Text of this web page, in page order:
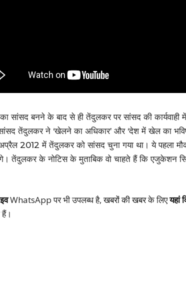
सांसद बनने के बाद से ही तेंदुलकर पर सांसद की कार्यवाही
तेंदुलकर ने ‘खेलने का अधिकार’ और ‘देश में खेल का
2012 में तेंदुलकर को सांसद चुना गया था। ये पहला
तेंदुलकर के नोटिस के मुताबिक वो चाहते हैं कि एजुकेशन
WhatsApp पर भी उपलब्ध है,खबरों की खबरके लिएयहां